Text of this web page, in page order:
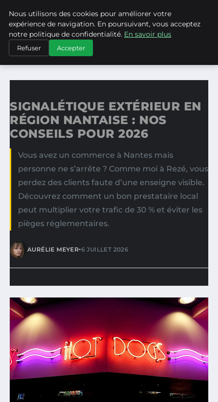
ASVPP
ACCUEIL
SIGNALÉTIQUE EXTÉRIEUR EN RÉGION NANTAISE : NOS…
SIGNALÉTIQUE EXTÉRIEUR EN
RÉGION NANTAISE : NOS
CONSEILS POUR 2026
Vous avez un commerce à Nantes mais
personne ne s’arrête ? Comme moi à Rezé, vous
perdez des clients faute d’une enseigne visible.
Découvrez comment un bon prestataire local
peut multiplier votre trafic de 30 % et éviter les
pièges réglementaires.
AURÉLIE MEYER•6 JUILLET 2026
Nous utilisons des cookies pour améliorer votre
expérience de navigation. En poursuivant, vous acceptez
notre politique de confidentialité. En savoir plus
Refuser Accepter